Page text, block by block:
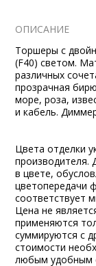
ОПИСАНИЕ
Торшеры с
(F40) светом.
различных
прозрачная
море, роза,
и кабель.
Цвета отделки
производителя.
в цвете,
цветопередачи
соответствует
Цена не
применяются
суммируются с
стоимости
любым удобным